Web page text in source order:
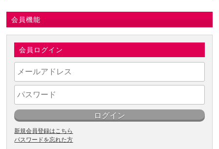
会員機能
会員ログイン
新規会員登録はこちら
パスワードを忘れた方